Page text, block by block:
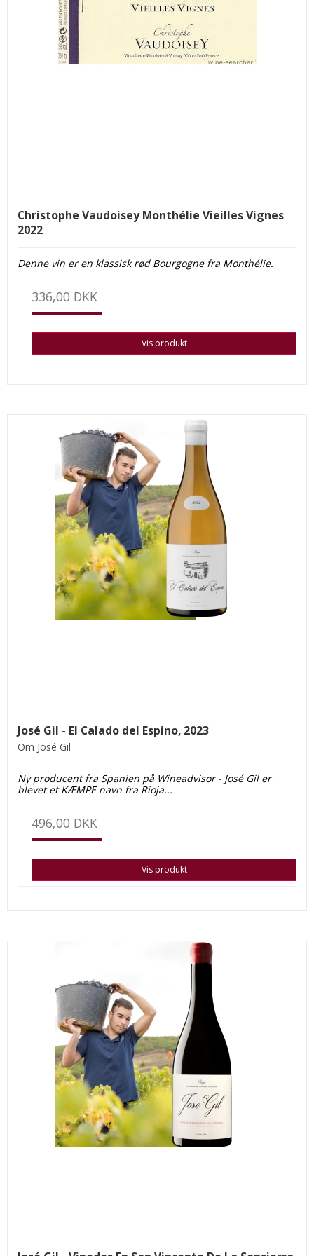
Christophe Vaudoisey Monthélie Vieilles Vignes
2022
Denne vin er en klassisk rød Bourgogne fra Monthélie.
336,00 DKK
Vis produkt
José Gil - El Calado del Espino, 2023
Om José Gil
Ny producent fra Spanien på Wineadvisor - José Gil er
blevet et KÆMPE navn fra Rioja...
496,00 DKK
Vis produkt